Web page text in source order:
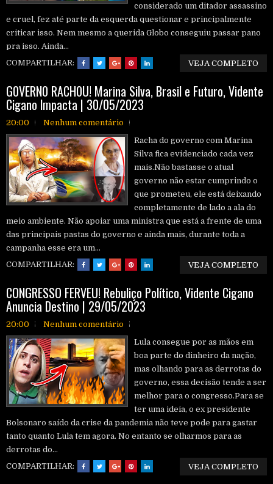
considerado um ditador assassino
e cruel, fez até parte da esquerda questionar e principalmente
criticar isso. Nem mesmo a querida Globo conseguiu passar pano
pra isso. Ainda...
COMPARTILHAR:
VEJA COMPLETO
G0VERN0 RACH0U! Marina Silva, Brasil e Futuro, Vidente
Cigano lmpacta | 30/05/2023
20:00
Nenhum comentário
Racha do governo com Marina
Silva fica evidenciado cada vez
mais.Não bastasse o atual
governo não estar cumprindo o
que prometeu, ele está deixando
completamente de lado a ala do
meio ambiente. Não apoiar uma ministra que está a frente de uma
das principais pastas do governo e ainda mais, durante toda a
campanha esse era um...
COMPARTILHAR:
VEJA COMPLETO
CONGRESSO FERVEU! Rebuliço Político, Vidente Cigano
Anuncia Destino | 29/05/2023
20:00
Nenhum comentário
Lula consegue por as mãos em
boa parte do dinheiro da nação,
mas olhando para as derrotas do
governo, essa decisão tende a ser
melhor para o congresso.Para se
ter uma ideia, o ex presidente
Bolsonaro saído da crise da pandemia não teve pode para gastar
tanto quanto Lula tem agora. No entanto se olharmos para as
derrotas do...
COMPARTILHAR:
VEJA COMPLETO